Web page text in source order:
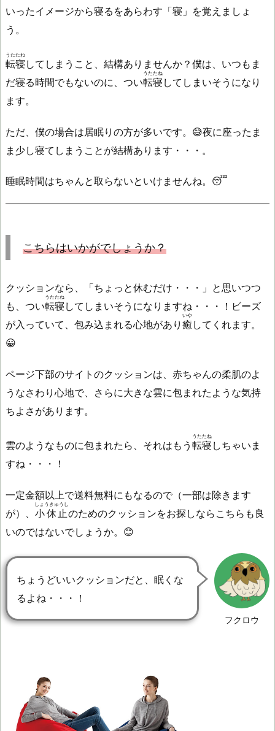
いったイメージから寝るをあらわす「寝」を覚えましょ
う。
転寝
うたたね
してしまうこと、結構ありませんか？僕は、いつもま
だ寝る時間でもないのに、つい転寝
うたたね
してしまいそうになり
ます。
ただ、僕の場合は居眠りの方が多いです。😅夜に座ったま
ま少し寝てしまうことが結構あります・・・。
睡眠時間はちゃんと取らないといけませんね。😴
こちらはいかがでしょうか？
クッションなら、「ちょっと休むだけ・・・」と思いつつ
も、つい転寝
うたたね
してしまいそうになりますね・・・！ビーズ
が入っていて、包み込まれる心地があり 癒
いや
してくれます。
😀
ページ下部のサイトのクッションは、赤ちゃんの柔肌のよ
うなさわり心地で、さらに大きな雲に包まれたような気持
ちよさがあります。
雲のようなものに包まれたら、それはもう 転寝
うたたね
しちゃいま
すね・・・！
一定金額以上で送料無料にもなるので（一部は除きます
が）、 小休止
しょうきゅうし
のためのクッションをお探しならこちらも良
いのではないでしょうか。😊
フクロウ
ちょうどいいクッションだと、眠くな
るよね・・・！